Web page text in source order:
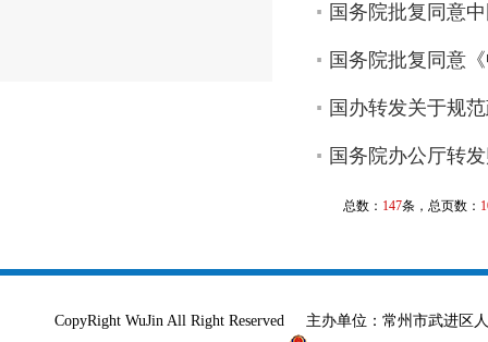
国务院批复同意
国务院批复同意
国办转发关于规
国务院办公厅转
总数： 147条，总页数：
CopyRight WuJin All Right Reserved 主办单位：常州市武进